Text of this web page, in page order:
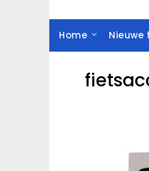
Home Nieuwe